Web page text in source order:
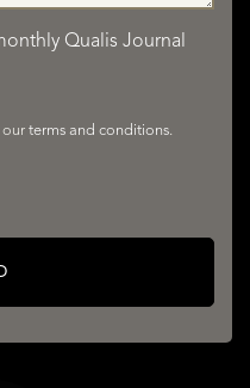
Qualis Journal
our terms and conditions.